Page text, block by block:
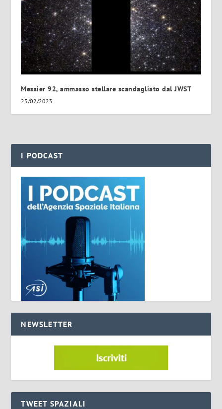
Messier 92, ammasso stellare scandagliato dal JWST
23/02/2023
I PODCAST
NEWSLETTER
TWEET SPAZIALI